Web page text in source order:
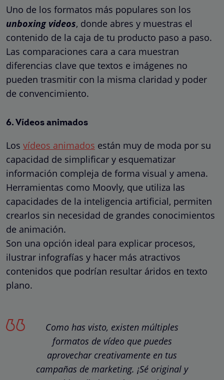
Uno de los formatos más populares son los
unboxing videos, donde abres y muestras el
contenido de la caja de tu producto paso a paso.
Las comparaciones cara a cara muestran
diferencias clave que textos e imágenes no
pueden trasmitir con la misma claridad y poder
de convencimiento.
6. Vídeos animados
Los vídeos animados están muy de moda por su
capacidad de simplificar y esquematizar
información compleja de forma visual y amena.
Herramientas como Moovly, que utiliza las
capacidades de la inteligencia artificial, permiten
crearlos sin necesidad de grandes conocimientos
de animación.
Son una opción ideal para explicar procesos,
ilustrar infografías y hacer más atractivos
contenidos que podrían resultar áridos en texto
plano.
Como has visto, existen múltiples
formatos de vídeo que puedes
aprovechar creativamente en tus
campañas de marketing. ¡Sé original y